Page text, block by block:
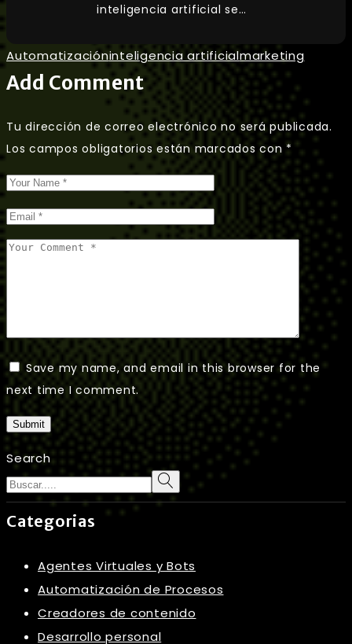
inteligencia artificial se…
Automatizacióninteligencia artificialmarketing
Add Comment
Tu dirección de correo electrónico no será publicada.
Los campos obligatorios están marcados con *
Save my name, and email in this browser for the
next time I comment.
Submit
Search
Categorias
Agentes Virtuales y Bots
Automatización de Procesos
Creadores de contenido
Desarrollo personal